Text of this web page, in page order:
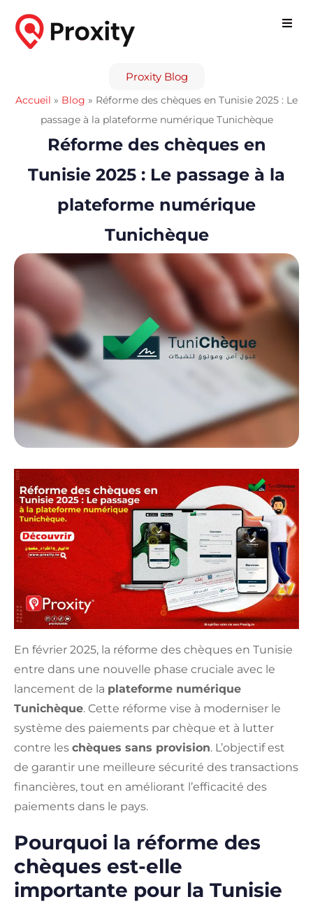
Proxity Blog
Accueil » Blog » Réforme des chèques en Tunisie 2025 : Le
passage à la plateforme numérique Tunichèque
Réforme des chèques en
Tunisie 2025 : Le passage à la
plateforme numérique
Tunichèque
En février 2025, la réforme des chèques en Tunisie
entre dans une nouvelle phase cruciale avec le
lancement de la plateforme numérique
Tunichèque. Cette réforme vise à moderniser le
système des paiements par chèque et à lutter
contre les chèques sans provision. L’objectif est
de garantir une meilleure sécurité des transactions
financières, tout en améliorant l’efficacité des
paiements dans le pays.
Pourquoi la réforme des
chèques est-elle
importante pour la Tunisie